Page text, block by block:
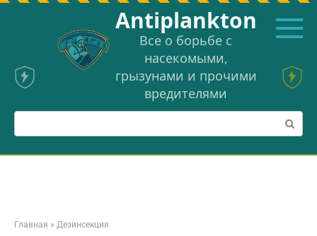
Перейти
Аntiplankton
Все о борьбе с
насекомыми,
грызунами и прочими
вредителями
Поиск:
Главная » Дезинсекция